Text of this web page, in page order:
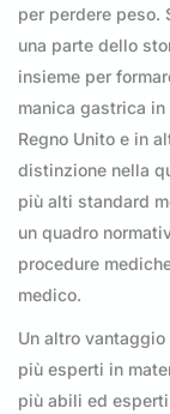
per perdere peso.
una parte dello
insieme per
manica gastrica
Regno Unito e in
distinzione nella
più alti standard
un quadro
procedure
medico.
Un altro
più esperti in
più abili ed